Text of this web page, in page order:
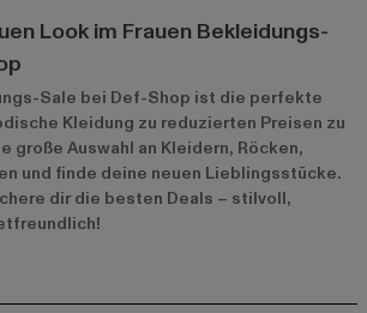
Look im Frauen Bekleidungs-
Sale bei Def-Shop ist die perfekte
Kleidung zu reduzierten Preisen zu
große Auswahl an Kleidern, Röcken,
und finde deine neuen Lieblingsstücke.
dir die besten Deals – stilvoll,